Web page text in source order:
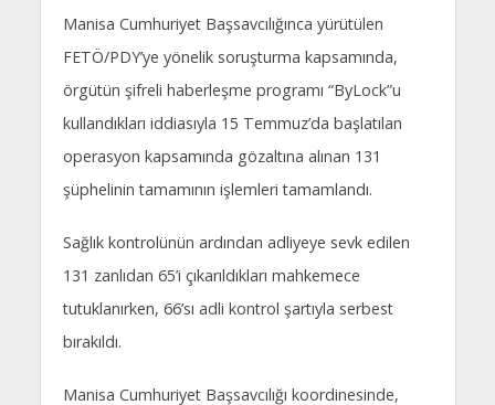
Manisa Cumhuriyet Başsavcılığınca yürütülen
FETÖ/PDY’ye yönelik soruşturma kapsamında,
örgütün şifreli haberleşme programı “ByLock”u
kullandıkları iddiasıyla 15 Temmuz’da başlatılan
operasyon kapsamında gözaltına alınan 131
şüphelinin tamamının işlemleri tamamlandı.
Sağlık kontrolünün ardından adliyeye sevk edilen
131 zanlıdan 65’i çıkarıldıkları mahkemece
tutuklanırken, 66’sı adli kontrol şartıyla serbest
bırakıldı.
Manisa Cumhuriyet Başsavcılığı koordinesinde,